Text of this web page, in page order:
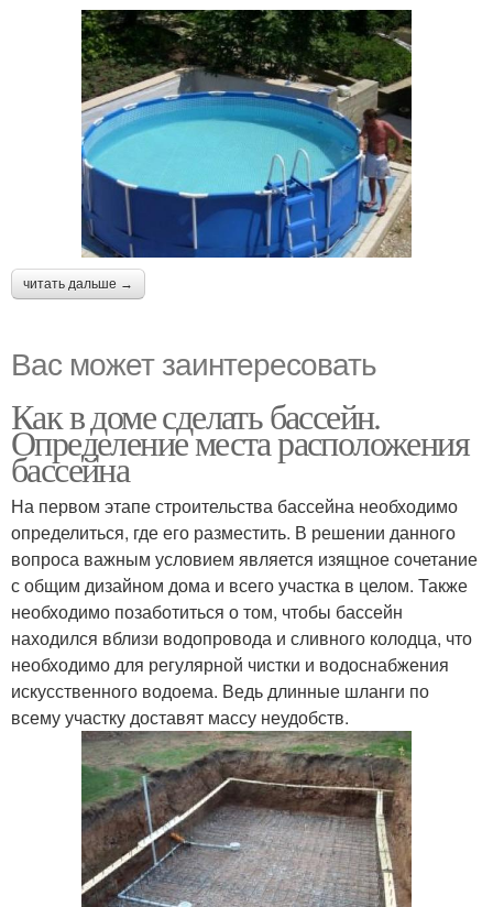
читать дальше →
Вас может заинтересовать
Как в доме сделать бассейн.
Определение места расположения
бассейна
На первом этапе строительства бассейна необходимо
определиться, где его разместить. В решении данного
вопроса важным условием является изящное сочетание
с общим дизайном дома и всего участка в целом. Также
необходимо позаботиться о том, чтобы бассейн
находился вблизи водопровода и сливного колодца, что
необходимо для регулярной чистки и водоснабжения
искусственного водоема. Ведь длинные шланги по
всему участку доставят массу неудобств.